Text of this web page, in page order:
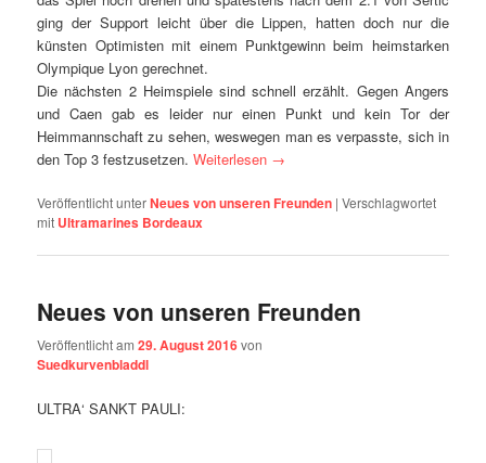
ging der Support leicht über die Lippen, hatten doch nur die
künsten Optimisten mit einem Punktgewinn beim heimstarken
Olympique Lyon gerechnet.
Die nächsten 2 Heimspiele sind schnell erzählt. Gegen Angers
und Caen gab es leider nur einen Punkt und kein Tor der
Heimmannschaft zu sehen, weswegen man es verpasste, sich in
den Top 3 festzusetzen.Weiterlesen →
Veröffentlicht unterNeues von unseren Freunden |Verschlagwortet
mit Ultramarines Bordeaux
Neues von unseren Freunden
Veröffentlicht am29. August 2016von
Suedkurvenbladdl
ULTRA‘ SANKT PAULI: